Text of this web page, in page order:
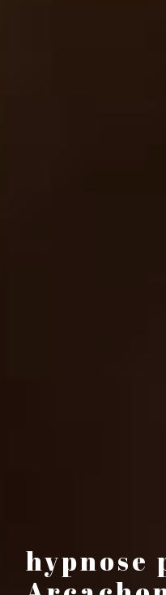
hypnose